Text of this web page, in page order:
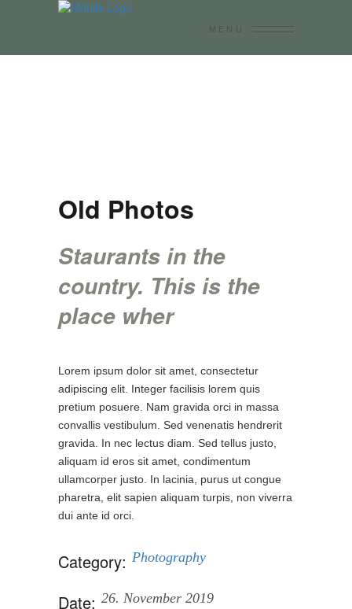
MENU
Old Photos
Staurants in the
country. This is the
place wher
Lorem ipsum dolor sit amet, consectetur
adipiscing elit. Integer facilisis lorem quis
pretium posuere. Nam gravida orci in massa
convallis vestibulum. Sed venenatis hendrerit
gravida. In nec lectus diam. Sed tellus justo,
aliquam id eros sit amet, condimentum
ullamcorper justo. In lacinia, purus ut congue
pharetra, elit sapien aliquam turpis, non viverra
dui ante id orci.
Category: Photography
Date: 26. November 2019